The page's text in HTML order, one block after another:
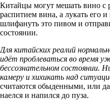
Китайцы могут мешать вино с
распитием вина, а лукать его
шлифануть это пивом и
состоянии.
Для китайских реалий
идёт проблеваться во время
бессознательном состоянии.
камеру и хихикать над
считаются обыденными, или
наелся и напился до пуза.